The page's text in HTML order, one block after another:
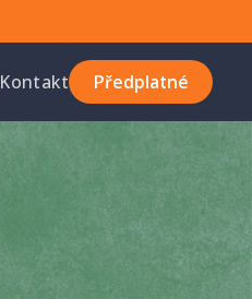
Kontakt Předplatné